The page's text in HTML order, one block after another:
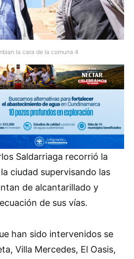
la cara de la comuna 4
Saldarriaga recorrió la
ciudad supervisando las
de alcantarillado y
de sus vías.
han sido intervenidos se
Villa Mercedes, El Oasis,